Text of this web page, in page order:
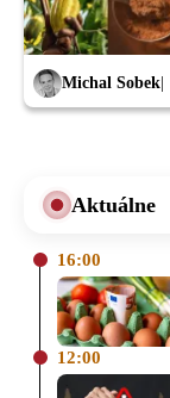
Michal Sobek
Aktuálne
16:00
12:00